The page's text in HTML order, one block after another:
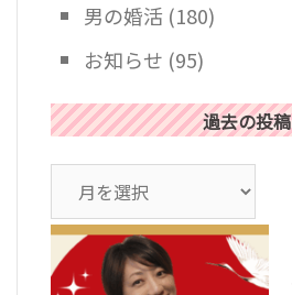
男の婚活 (180)
お知らせ (95)
過去の投稿
ー
カ
イ